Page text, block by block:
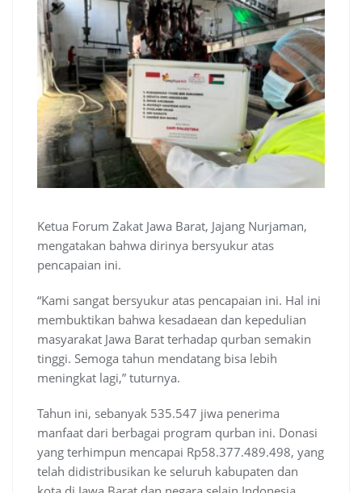
Ketua Forum Zakat Jawa Barat, Jajang Nurjaman,
mengatakan bahwa dirinya bersyukur atas
pencapaian ini.
“Kami sangat bersyukur atas pencapaian ini. Hal ini
membuktikan bahwa kesadaean dan kepedulian
masyarakat Jawa Barat terhadap qurban semakin
tinggi. Semoga tahun mendatang bisa lebih
meningkat lagi,” tuturnya.
Tahun ini, sebanyak 535.547 jiwa penerima
manfaat dari berbagai program qurban ini. Donasi
yang terhimpun mencapai Rp58.377.489.498, yang
telah didistribusikan ke seluruh kabupaten dan